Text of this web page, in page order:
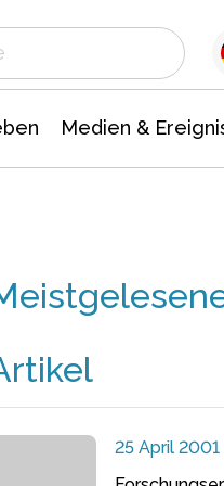
Medien &
25 April 2001